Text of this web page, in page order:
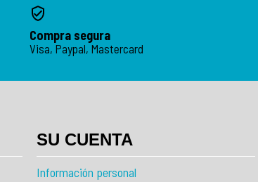
Compra segura
Visa, Paypal, Mastercard
SU CUENTA
Información personal